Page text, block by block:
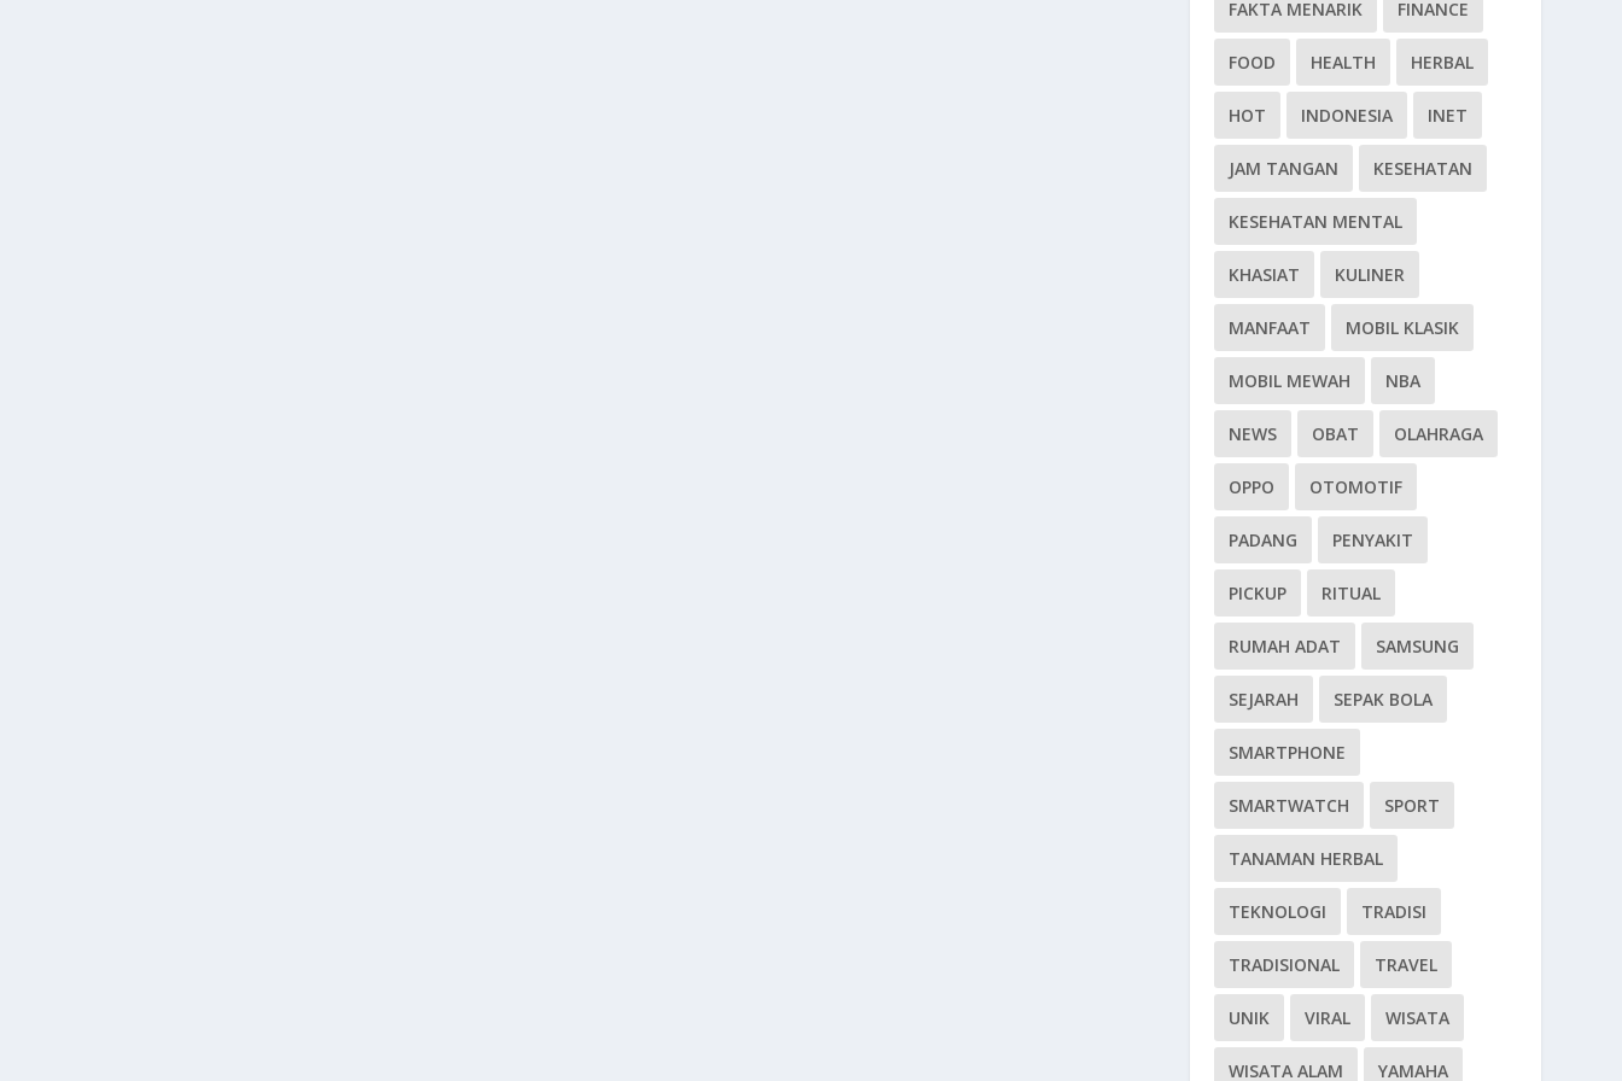
FAKTA MENARIK FINANCE
FOOD HEALTH HERBAL
HOT INDONESIA INET
JAM TANGAN KESEHATAN
KESEHATAN MENTAL
KHASIAT KULINER
MANFAAT MOBIL KLASIK
MOBIL MEWAH NBA
NEWS OBAT OLAHRAGA
OPPO OTOMOTIF
PADANG PENYAKIT
PICKUP RITUAL
RUMAH ADAT SAMSUNG
SEJARAH SEPAK BOLA
SMARTPHONE
SMARTWATCH SPORT
TANAMAN HERBAL
TEKNOLOGI TRADISI
TRADISIONAL TRAVEL
UNIK VIRAL WISATA
WISATA ALAM YAMAHA